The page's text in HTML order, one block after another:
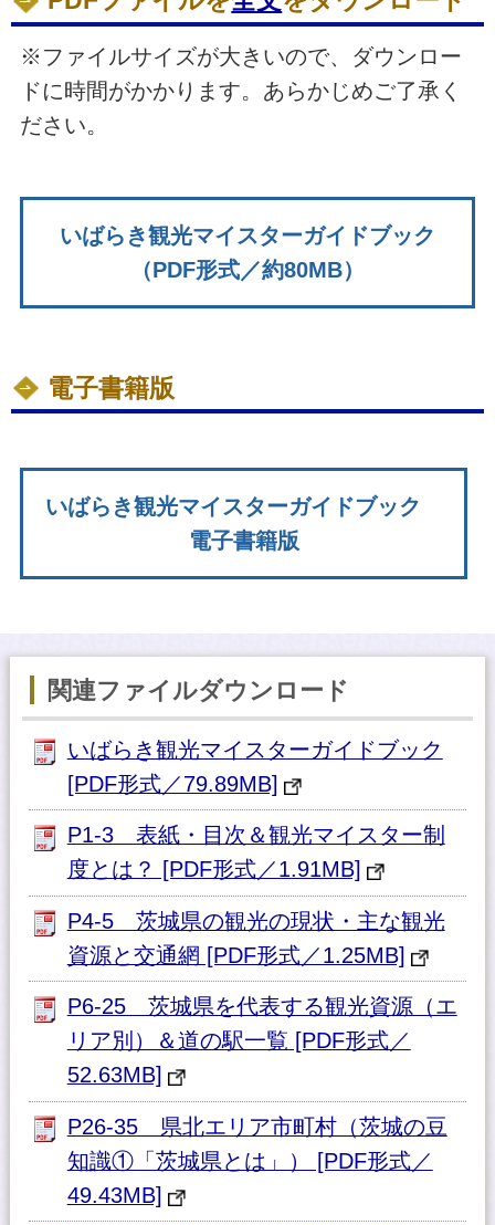
※ファイルサイズが大きいので、ダウンロー
ドに時間がかかります。あらかじめご了承く
ださい。
いばらき観光マイスターガイドブック
（PDF形式／約80MB）
電子書籍版
いばらき観光マイスターガイドブック
電子書籍版
関連ファイルダウンロード
いばらき観光マイスターガイドブック
[PDF形式／79.89MB]
P1-3 表紙・目次＆観光マイスター制
度とは？ [PDF形式／1.91MB]
P4-5 茨城県の観光の現状・主な観光
資源と交通網 [PDF形式／1.25MB]
P6-25 茨城県を代表する観光資源（エ
リア別）＆道の駅一覧 [PDF形式／
52.63MB]
P26-35 県北エリア市町村（茨城の豆
知識①「茨城県とは」） [PDF形式／
49.43MB]